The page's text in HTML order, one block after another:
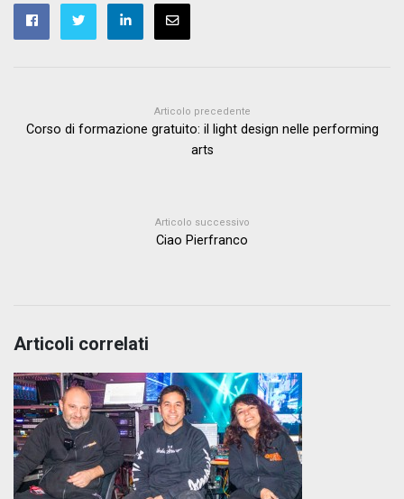
Articolo precedente
Corso di formazione gratuito: il light design nelle performing
arts
Articolo successivo
Ciao Pierfranco
Articoli correlati